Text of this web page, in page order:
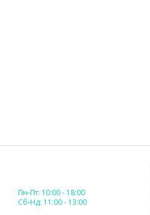
Пн-Пт: 10:00 - 18:00
Сб-Нд: 11:00 - 13:00